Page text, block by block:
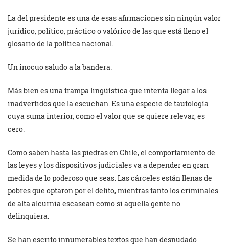
La del presidente es una de esas afirmaciones sin ningún valor
jurídico, político, práctico o valórico de las que está lleno el
glosario de la política nacional.
Un inocuo saludo a la bandera.
Más bien es una trampa lingüística que intenta llegar a los
inadvertidos que la escuchan. Es una especie de tautología
cuya suma interior, como el valor que se quiere relevar, es
cero.
Como saben hasta las piedras en Chile, el comportamiento de
las leyes y los dispositivos judiciales va a depender en gran
medida de lo poderoso que seas. Las cárceles están llenas de
pobres que optaron por el delito, mientras tanto los criminales
de alta alcurnia escasean como si aquella gente no
delinquiera.
Se han escrito innumerables textos que han desnudado